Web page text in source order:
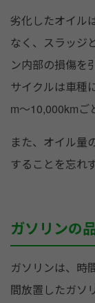
劣化したオイル
なく、スラッジ
ン内部の損傷を
サイクルは車種
m～10,000kmご
また、オイル量
することを忘れ
ガソリンの
ガソリンは、時
間放置したガソ